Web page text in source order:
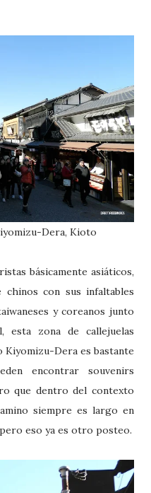
Dera, Kioto
básicamente asiáticos,
con sus infaltables
y coreanos junto
esta zona de callejuelas
Kiyomizu-Dera es bastante
encontrar souvenirs
que dentro del contexto
siempre es largo en
eso ya es otro posteo.